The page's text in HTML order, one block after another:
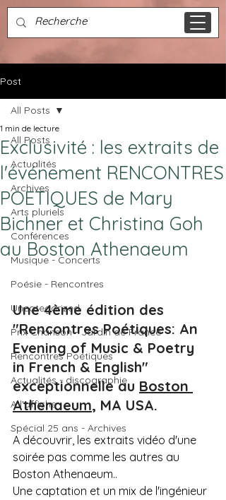
Post
All Posts
Actualités
Archives
Arts pluriels
Conférences
Musique - Concerts
Poésie - Rencontres
Uncategorized
Prix Chanson - Jardin de France
Rencontres Poétiques
Actualités - discographie
A l'affiche
Spécial 25 ans - Archives
All Posts
Exclusivité : les extraits de
l'événement RENCONTRES
POETIQUES de Mary
Bichner et Christina Goh
au Boston Athenaeum
1 min de lecture
Une 4ème édition des
"Rencontres Poétiques: An
Evening of Music & Poetry
in French & English"
exceptionnelle au Boston
Athenaeum, MA USA.
A découvrir, les extraits vidéo d'une
soirée pas comme les autres au
Boston Athenaeum..
Une captation et un mix de l'ingénieur